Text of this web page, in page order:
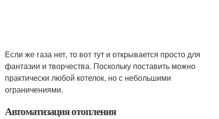
Если же газа нет, то вот тут и открывается просто для
фантазии и творчества. Поскольку поставить можно
практически любой котелок, но с небольшими
ограничениями.
Автоматизация отопления